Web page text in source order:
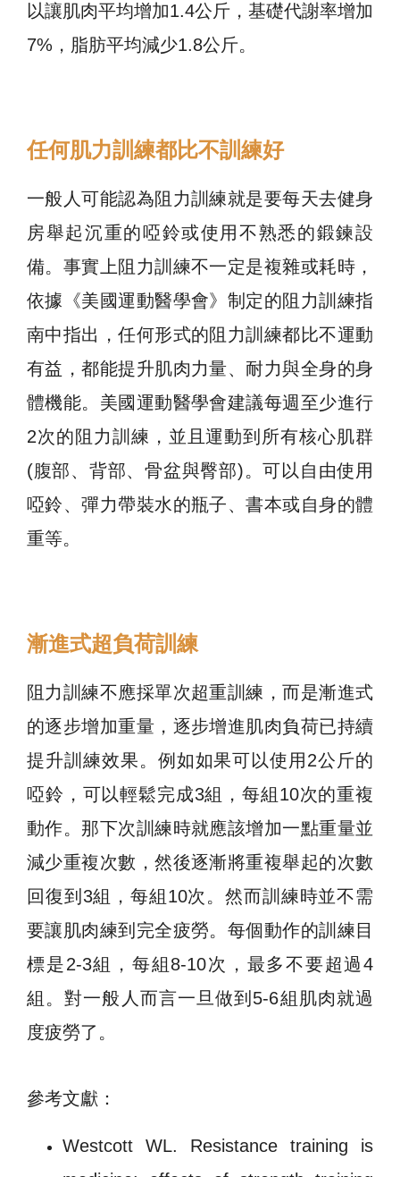
以讓肌肉平均增加1.4公斤，基礎代謝率增加
7%，脂肪平均減少1.8公斤。
任何肌力訓練都比不訓練好
一般人可能認為阻力訓練就是要每天去健身
房舉起沉重的啞鈴或使用不熟悉的鍛鍊設
備。事實上阻力訓練不一定是複雜或耗時，
依據《美國運動醫學會》制定的阻力訓練指
南中指出，任何形式的阻力訓練都比不運動
有益，都能提升肌肉力量、耐力與全身的身
體機能。美國運動醫學會建議每週至少進行
2次的阻力訓練，並且運動到所有核心肌群
(腹部、背部、骨盆與臀部)。可以自由使用
啞鈴、彈力帶裝水的瓶子、書本或自身的體
重等。
漸進式超負荷訓練
阻力訓練不應採單次超重訓練，而是漸進式
的逐步增加重量，逐步增進肌肉負荷已持續
提升訓練效果。例如如果可以使用2公斤的
啞鈴，可以輕鬆完成3組，每組10次的重複
動作。那下次訓練時就應該增加一點重量並
減少重複次數，然後逐漸將重複舉起的次數
回復到3組，每組10次。然而訓練時並不需
要讓肌肉練到完全疲勞。每個動作的訓練目
標是2-3組，每組8-10次，最多不要超過4
組。對一般人而言一旦做到5-6組肌肉就過
度疲勞了。
參考文獻：
Westcott WL. Resistance training is